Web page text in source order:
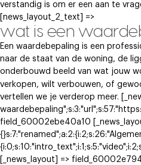
verstandig is om er een aan te
[news_layout_2_text] =>
wat is een
Een waardebepaling is een
naar de staat van de woning, de
onderbouwd beeld van wat jouw
verkopen, wilt verbouwen, of
vertellen we je verderop meer.
field_60002ebe40a10
[_news_layout] =>